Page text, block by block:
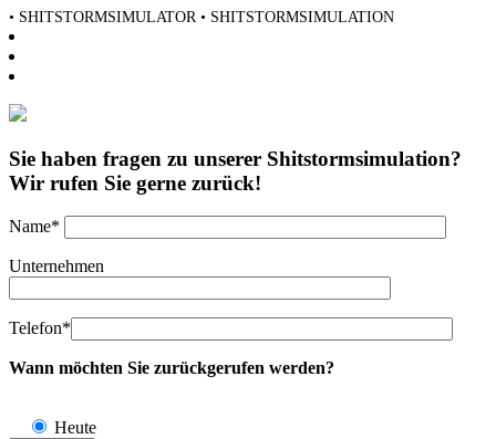
• SHITSTORMSIMULATOR • SHITSTORMSIMULATION
Sie haben fragen zu unserer Shitstormsimulation?
Wir rufen Sie gerne zurück!
Name*
Unternehmen
Telefon*
Wann möchten Sie zurückgerufen werden?
Heute